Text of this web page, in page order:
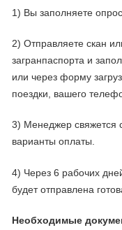
1) Вы заполняете
2) Отправляете скан
загранпаспорта и
или через форму
поездки, вашего
3) Менеджер свяжется
варианты оплаты.
4) Через 6 рабочих
будет отправлена
Необходимые